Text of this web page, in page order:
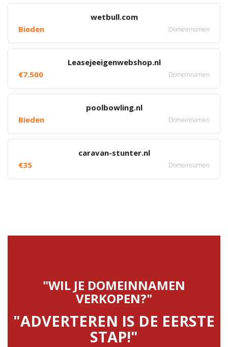
wetbull.com
Bieden
Domeinnamen
Leasejeeigenwebshop.nl
€7.500
Domeinnamen
poolbowling.nl
Bieden
Domeinnamen
caravan-stunter.nl
€35
Domeinnamen
"WIL JE DOMEINNAMEN
VERKOPEN?"
"ADVERTEREN IS DE EERSTE
STAP!"